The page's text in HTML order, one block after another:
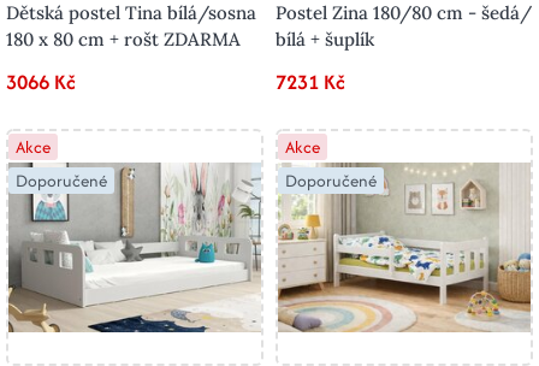
Dětská postel Tina bílá/sosna
180 x 80 cm + rošt ZDARMA
3066 Kč
Postel Zina 180/80 cm - šedá/
bílá + šuplík
7231 Kč
Akce
Doporučené
Akce
Doporučené